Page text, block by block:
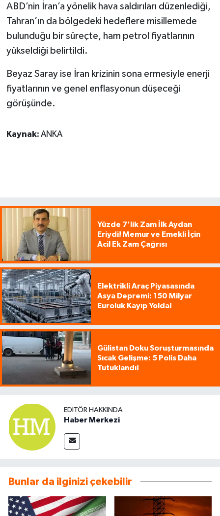
ABD’nin İran’a yönelik hava saldırıları düzenlediği,
Tahran’ın da bölgedeki hedeflere misillemede
bulunduğu bir süreçte, ham petrol fiyatlarının
yükseldiği belirtildi.
Beyaz Saray ise İran krizinin sona ermesiyle enerji
fiyatlarının ve genel enflasyonun düşeceği
görüşünde.
Kaynak: ANKA
Yüzde 7'lik Zam İlk Aydan
Eriydi! Memur ve Emekli İçin
Acil Ek Zam Çağrısı
Elektrikli Araç Piyasasında
Asya Depremi: 150 Milyar
Euroluk Kayıp Yolda!
Gülistan Doku Soruşturmasında
Sıcak Gelişme: 5 Polis Daha
Tutuklandı!
EDITÖR HAKKINDA
Haber Merkezi
Bunlar da ilginizi çekebilir